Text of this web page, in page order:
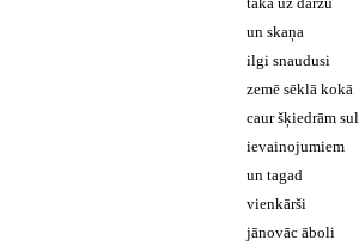
un skaņa
ilgi snaudusi
zemē sēklā kokā
caur šķiedrām
ievainojumiem
un tagad
vienkārši
jānovāc āboli